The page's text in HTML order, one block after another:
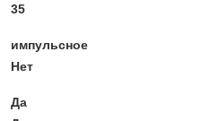
35
импульсное
Нет
Да